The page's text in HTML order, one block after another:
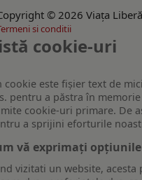
© 2026 Viaţa
si conditii
cookie-uri
cookie este fişier text de
pentru a păstra în
cookie-uri primare. De
a sprijini eforturile
vă exprimați opțiunile
vizitati un website,